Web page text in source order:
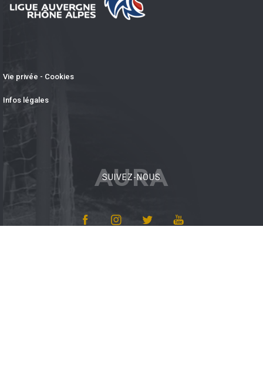
Vie privée - Cookies
Infos légales
AURA
SUIVEZ-NOUS